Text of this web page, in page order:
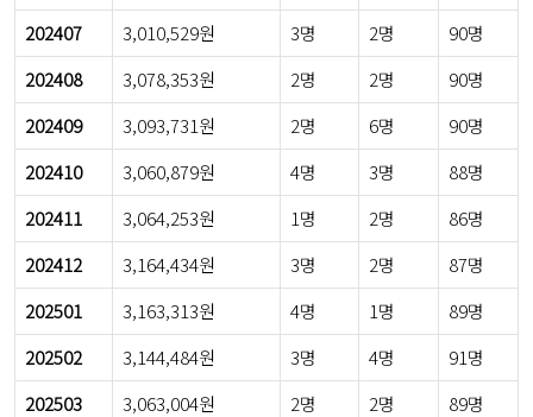
202407
3,010,529원 3명 2명
90명
202408
3,078,353원 2명 2명
90명
202409
3,093,731원 2명 6명
90명
202410
3,060,879원 4명 3명
88명
202411
3,064,253원 1명 2명
86명
202412
3,164,434원 3명 2명
87명
202501
3,163,313원 4명 1명
89명
202502
3,144,484원 3명 4명
91명
202503
3,063,004원 2명 2명
89명